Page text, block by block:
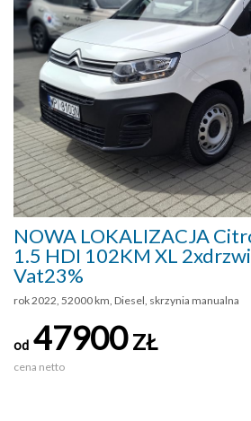
NOWA LOKALIZACJA
1.5 HDI 102KM XL
Vat23%
rok 2022, 52000 km, Diesel, skrzynia manualna
od 47900ZŁ
cena netto